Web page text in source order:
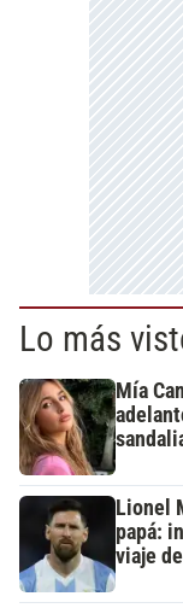
Lo más
Mía
Lionel
papá:
viaje